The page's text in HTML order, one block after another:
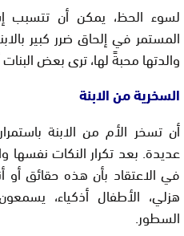
لسوء الحظ، يمكن أن تتسبب
المستمر في إلحاق ضرر كبير
والدتها محبةً لها، ترى بعض
السخرية من الابنة
أن تسخر الأم من الابنة
عديدة. بعد تكرار النكات نفسها
في الاعتقاد بأن هذه حقائق
هزلي، الأطفال أذكياء،
السطور.